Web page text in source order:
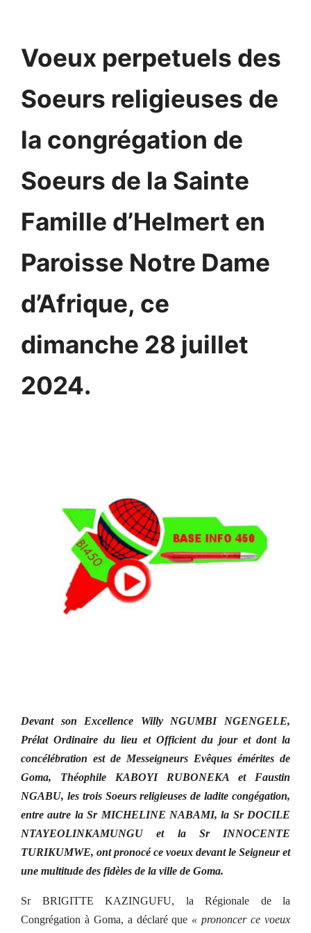
Voeux perpetuels des
Soeurs religieuses de
la congrégation de
Soeurs de la Sainte
Famille d’Helmert en
Paroisse Notre Dame
d’Afrique, ce
dimanche 28 juillet
2024.
Devant son Excellence Willy NGUMBI NGENGELE,
Prélat Ordinaire du lieu et Officient du jour et dont la
concélébration est de Messeigneurs Evêques émérites de
Goma, Théophile KABOYI RUBONEKA et Faustin
NGABU, les trois Soeurs religieuses de ladite congégation,
entre autre la Sr MICHELINE NABAMI, la Sr DOCILE
NTAYEOLINKAMUNGU et la Sr INNOCENTE
TURIKUMWE, ont pronocé ce voeux devant le Seigneur et
une multitude des fidèles de la ville de Goma.
Sr BRIGITTE KAZINGUFU, la Régionale de la
Congrégation à Goma, a déclaré que « prononcer ce voeux